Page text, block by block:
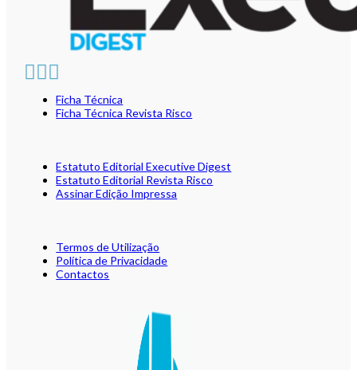
Ficha Técnica
Ficha Técnica Revista Risco
Estatuto Editorial Executive Digest
Estatuto Editorial Revista Risco
Assinar Edição Impressa
Termos de Utilização
Política de Privacidade
Contactos